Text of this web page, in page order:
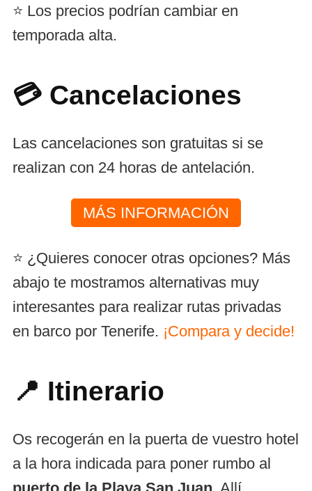
⭐ Los precios podrían cambiar en
temporada alta.
💳 Cancelaciones
Las cancelaciones son gratuitas si se
realizan con 24 horas de antelación.
MÁS INFORMACIÓN
⭐ ¿Quieres conocer otras opciones? Más
abajo te mostramos alternativas muy
interesantes para realizar rutas privadas
en barco por Tenerife. ¡Compara y decide!
📍 Itinerario
Os recogerán en la puerta de vuestro hotel
a la hora indicada para poner rumbo al